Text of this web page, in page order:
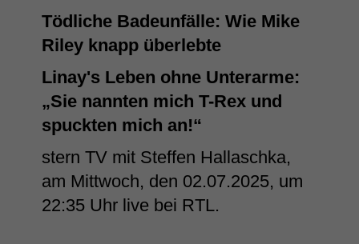
Tödliche Badeunfälle: Wie Mike
Riley knapp überlebte
Linay's Leben ohne Unterarme:
„Sie nannten mich T-Rex und
spuckten mich an!“
stern TV mit Steffen Hallaschka,
am Mittwoch, den 02.07.2025, um
22:35 Uhr live bei RTL.